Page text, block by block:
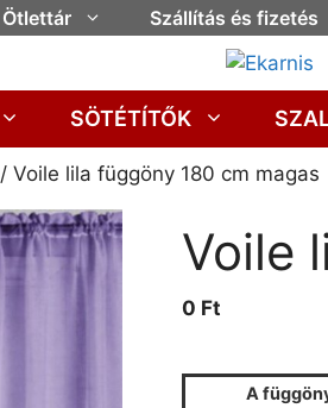
Ötlettár Szállítás és fizetés
SÖTÉTÍTŐK
/ Voile lila függöny 180 cm magas
Voile
0 Ft
A